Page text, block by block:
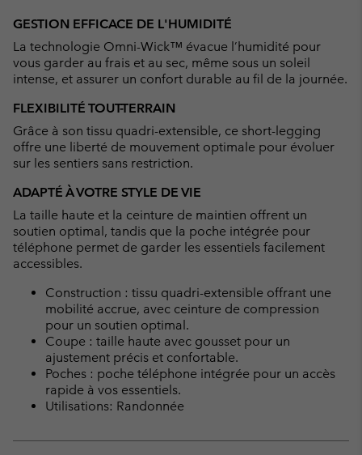
GESTION EFFICACE DE L'HUMIDITÉ
La technologie Omni-Wick™ évacue l’humidité pour
vous garder au frais et au sec, même sous un soleil
intense, et assurer un confort durable au fil de la journée.
FLEXIBILITÉ TOUT-TERRAIN
Grâce à son tissu quadri-extensible, ce short-legging
offre une liberté de mouvement optimale pour évoluer
sur les sentiers sans restriction.
ADAPTÉ À VOTRE STYLE DE VIE
La taille haute et la ceinture de maintien offrent un
soutien optimal, tandis que la poche intégrée pour
téléphone permet de garder les essentiels facilement
accessibles.
Construction : tissu quadri-extensible offrant une
mobilité accrue, avec ceinture de compression
pour un soutien optimal.
Coupe : taille haute avec gousset pour un
ajustement précis et confortable.
Poches : poche téléphone intégrée pour un accès
rapide à vos essentiels.
Utilisations: Randonnée